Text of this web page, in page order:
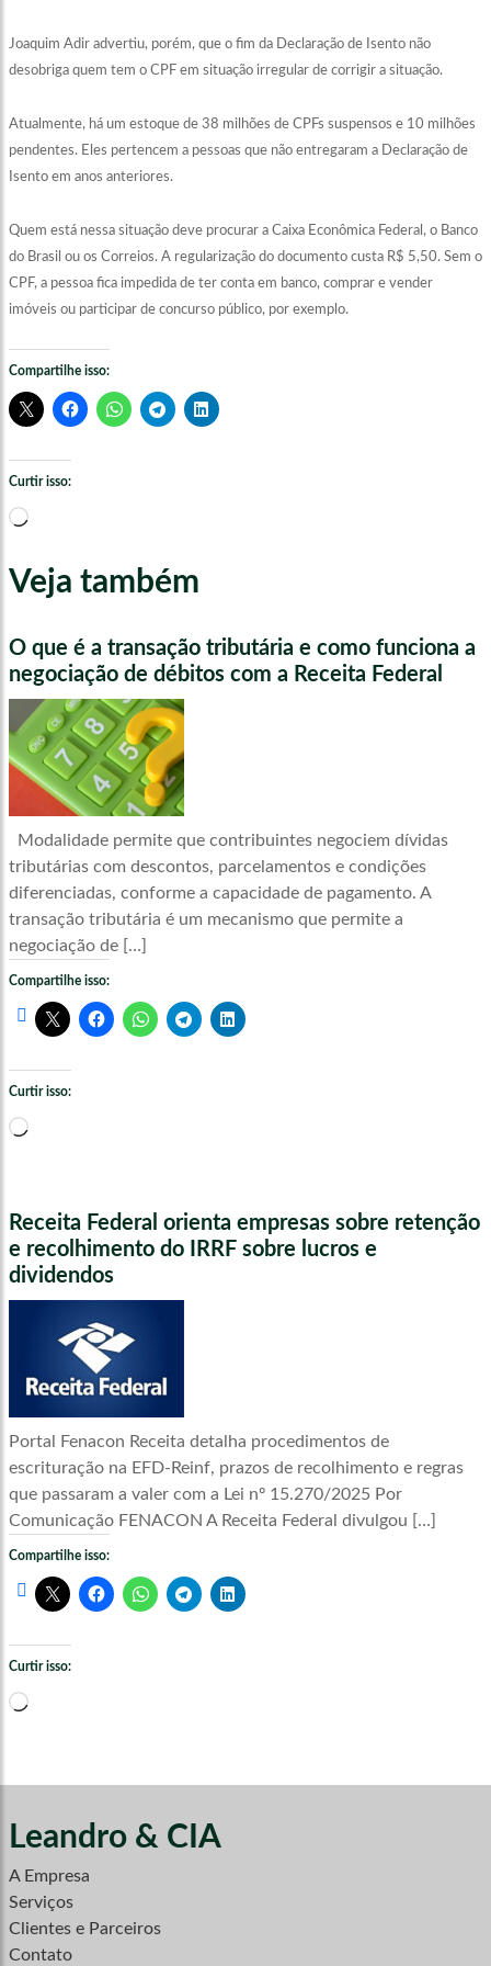
Joaquim Adir advertiu, porém, que o fim da Declaração de Isento não
desobriga quem tem o CPF em situação irregular de corrigir a situação.
Atualmente, há um estoque de 38 milhões de CPFs suspensos e 10 milhões
pendentes. Eles pertencem a pessoas que não entregaram a Declaração de
Isento em anos anteriores.
Quem está nessa situação deve procurar a Caixa Econômica Federal, o Banco
do Brasil ou os Correios. A regularização do documento custa R$ 5,50. Sem o
CPF, a pessoa fica impedida de ter conta em banco, comprar e vender
imóveis ou participar de concurso público, por exemplo.
Compartilhe isso:
Curtir isso:
Carregando...
Veja também
O que é a transação tributária e como funciona a
negociação de débitos com a Receita Federal
Modalidade permite que contribuintes negociem dívidas
tributárias com descontos, parcelamentos e condições
diferenciadas, conforme a capacidade de pagamento. A
transação tributária é um mecanismo que permite a
negociação de […]
Compartilhe isso:
Curtir isso:
Carregando...
Receita Federal orienta empresas sobre retenção
e recolhimento do IRRF sobre lucros e
dividendos
Portal Fenacon Receita detalha procedimentos de
escrituração na EFD-Reinf, prazos de recolhimento e regras
que passaram a valer com a Lei nº 15.270/2025 Por
Comunicação FENACON A Receita Federal divulgou […]
Compartilhe isso:
Curtir isso:
Carregando...
Leandro & CIA
A Empresa
Serviços
Clientes e Parceiros
Contato